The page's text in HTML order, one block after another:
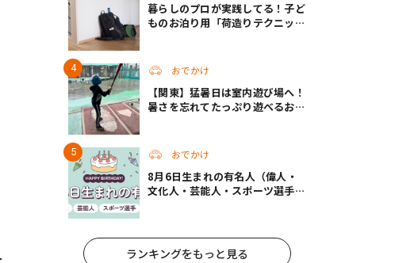
暮らしのプロが実践してる！子ど
ものお泊り用「荷造りテクニッ
おでかけ
【関東】猛暑日は室内遊び場へ！
暑さを忘れてたっぷり遊べるおす
おでかけ
8月6日生まれの有名人（偉人・
文化人・芸能人・スポーツ選手・
ランキングをもっと見る